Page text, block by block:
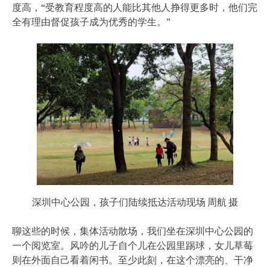
度高，“受教育程度高的人能比其他人挣得更多时，他们完
全有理由督促孩子成为优秀的学生。”
深圳中心公园，孩子们陆续抵达活动现场 周航 摄
聊这些的时候，集体活动散场，我们坐在深圳中心公园的
一个阅览室。风吟的儿子自个儿在公园里踢球，女儿草莓
则在外面自己看着闲书。至少此刻，在这个漂亮的、干净